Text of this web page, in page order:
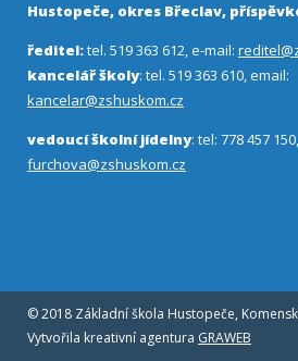
Hustopeče, okres Břeclav,
ředitel:tel. 519 363 612, e-mail:
kancelář školy: tel. 519 363 610, email:
kancelar@zshuskom.cz
vedoucí školní jídelny: tel: 778 457
furchova@zshuskom.cz
© 2018 Základní škola Hustopeče,
Vytvořila kreativní agentura GRAWEB